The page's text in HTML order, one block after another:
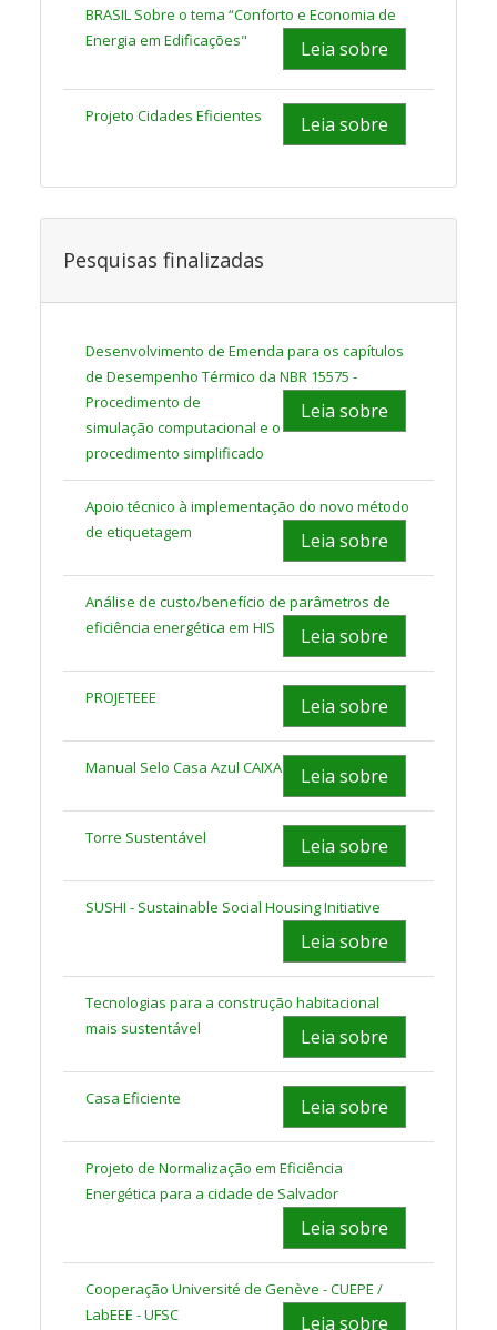
BRASIL Sobre o tema “Conforto e Economia de
Energia em Edificações"
Leia sobre
Projeto Cidades Eficientes Leia sobre
Pesquisas finalizadas
Desenvolvimento de Emenda para os capítulos
de Desempenho Térmico da NBR 15575 -
Leia sobre
Procedimento de
simulação computacional e o
procedimento simplificado
Apoio técnico à implementação do novo método
de etiquetagem
Leia sobre
Análise de custo/benefício de parâmetros de
eficiência energética em HIS
Leia sobre
PROJETEEE Leia sobre
Manual Selo Casa Azul CAIXA Leia sobre
Torre Sustentável Leia sobre
SUSHI - Sustainable Social Housing Initiative
Leia sobre
Tecnologias para a construção habitacional
mais sustentável
Leia sobre
Casa Eficiente Leia sobre
Projeto de Normalização em Eficiência
Energética para a cidade de Salvador
Leia sobre
Cooperação Université de Genève - CUEPE /
LabEEE - UFSC
Leia sobre